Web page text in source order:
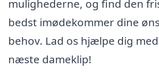
mulighederne, og find den
bedst imødekommer dine
behov. Lad os hjælpe dig
næste dameklip!